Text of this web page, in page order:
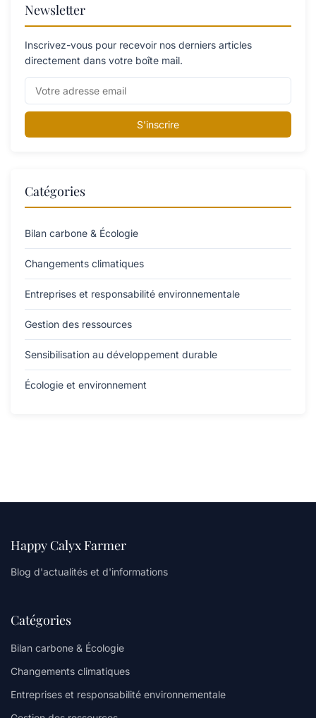
Newsletter
Inscrivez-vous pour recevoir nos derniers articles
directement dans votre boîte mail.
S'inscrire
Catégories
Bilan carbone & Écologie
Changements climatiques
Entreprises et responsabilité environnementale
Gestion des ressources
Sensibilisation au développement durable
Écologie et environnement
Happy Calyx Farmer
Blog d'actualités et d'informations
Catégories
Bilan carbone & Écologie
Changements climatiques
Entreprises et responsabilité environnementale